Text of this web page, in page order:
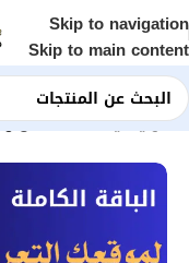
Skip to navigation
Skip to main content
الرئيسيةShop